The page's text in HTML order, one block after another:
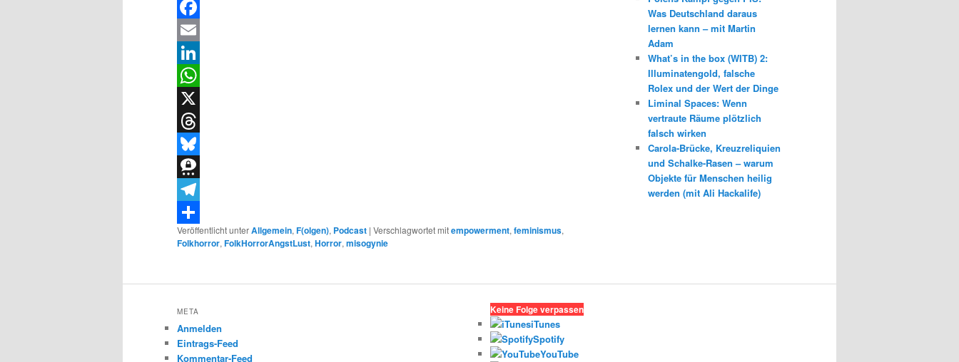
Facebook
Email
LinkedIn
WhatsApp
X
Threads
Bluesky
Threema
Telegram
Teilen
Veröffentlicht unterAllgemein, F(olgen), Podcast | Verschlagwortet mitempowerment, feminismus,
Folkhorror, FolkHorrorAngstLust, Horror, misogynie
Was Deutschland daraus
lernen kann – mit Martin
Adam
What’s in the box (WITB) 2:
Illuminatengold, falsche
Rolex und der Wert der Dinge
Liminal Spaces: Wenn
vertraute Räume plötzlich
falsch wirken
Carola-Brücke, Kreuzreliquien
und Schalke-Rasen – warum
Objekte für Menschen heilig
werden (mit Ali Hackalife)
META
Anmelden
Eintrags-Feed
Kommentar-Feed
Keine Folge verpassen
iTunes
Spotify
YouTube